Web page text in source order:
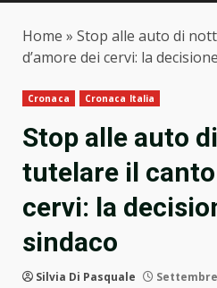
Home » Stop alle auto di
d’amore dei cervi: la
Cronaca Cronaca Italia
Stop alle auto
tutelare il canto
cervi: la
sindaco
Silvia Di Pasquale Settembre